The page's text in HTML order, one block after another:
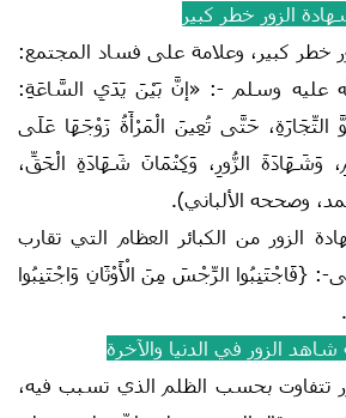
الزور خطر كبير
كبير، وعلامة على فساد المجتمع:
عليه وسلم -: «إنَّ بَيْنَ يَدَيِ السَّاعَةِ:
حَتَّى تُعِينَ الْمَرْأَةُ زَوْجَهَا عَلَى
وَشَهَادَةَ الزُّورِ، ‌وَكِتْمَانَ ‌شَهَادَةِ ‌الْحَقِّ،
وصححه الألباني).
من الكبائر العظام التي تقارب
: {فَاجْتَنِبُوا الرِّجْسَ مِنَ الْأَوْثَانِ وَاجْتَنِبُوا
شاهد الزور في الدنيا والآخرة
بحسب الظلم الذي تسبب فيه،